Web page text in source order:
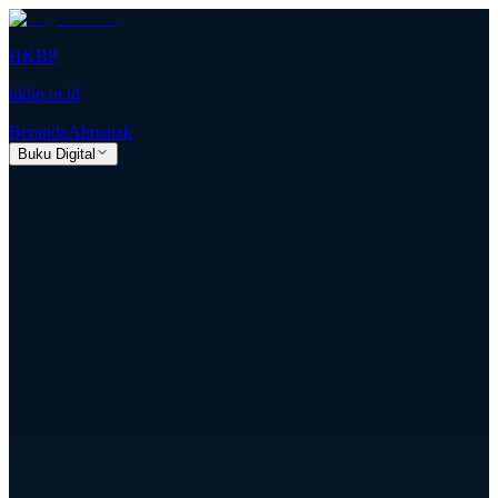
HKBP
hkbp.or.id
BerandaAlmanak
Buku Digital